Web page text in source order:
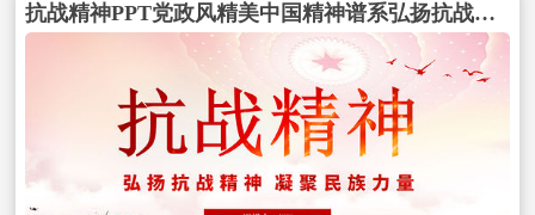
抗战精神PPT党政风精美中国精神谱系弘扬抗战精神凝聚民族力量专题辅导党课包含